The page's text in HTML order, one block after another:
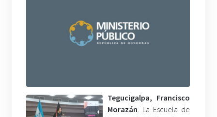
Tegucigalpa, Francisco
Morazán. La Escuela de